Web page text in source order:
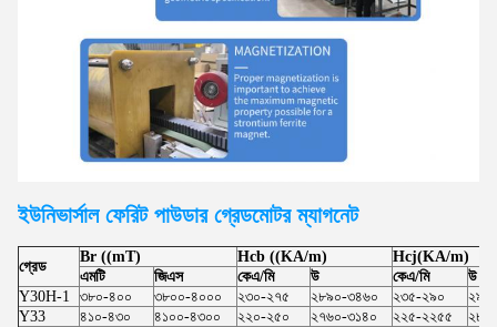
ইউনিভার্সাল ফেরিট পাউডার গ্রেডমোটর ম্যাগনেট
গ্রেড
Br ((mT) Hcb ((KA/m)
Hcj(KA/m)
এমটি
জিএস কেএ/মি উ কেএ/মি
উ
Y30H-1
৩৮০-৪০০ ৩৮০০-৪০০০ ২৩০-২৭৫ ২৮৯০-৩৪৬০ ২৩৫-২৯০
Y33
৪১০-৪৩০ ৪১০০-৪৩০০ ২২০-২৫০ ২৭৬০-৩১৪০ ২২৫-২২৫৫